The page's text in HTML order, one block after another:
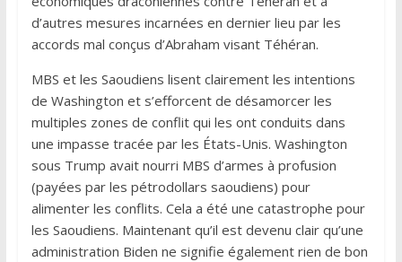
d’autres mesures incarnées en dernier lieu par les
accords mal conçus d’Abraham visant Téhéran.
MBS et les Saoudiens lisent clairement les intentions
de Washington et s’efforcent de désamorcer les
multiples zones de conflit qui les ont conduits dans
une impasse tracée par les États-Unis. Washington
sous Trump avait nourri MBS d’armes à profusion
(payées par les pétrodollars saoudiens) pour
alimenter les conflits. Cela a été une catastrophe pour
les Saoudiens. Maintenant qu’il est devenu clair qu’une
administration Biden ne signifie également rien de bon